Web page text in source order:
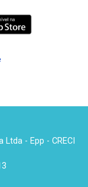
- Epp - CRECI